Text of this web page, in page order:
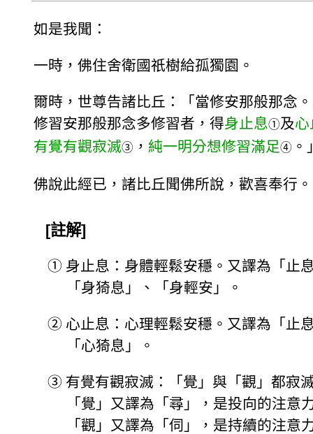
如是我聞：
一時，佛住舍衛國祇樹給孤獨園。
爾時，世尊告諸比丘：「當修安那般那念
修習安那般那念多修習者，得身止息①及心
有覺有觀寂滅③ ， 純一明分想修習滿足④ 。
佛說此經已，諸比丘聞佛所說，歡喜奉行。
[註解]
① 身止息：身體輕鬆安穩。又譯為「止
「身猗息」、「身輕安」。
② 心止息：心理輕鬆安穩。又譯為「止
「心猗息」。
③ 有覺有觀寂滅：「覺」與「觀」都寂
「覺」又譯為「尋」，是投向的注意
「觀」又譯為「伺」，是持續的注意